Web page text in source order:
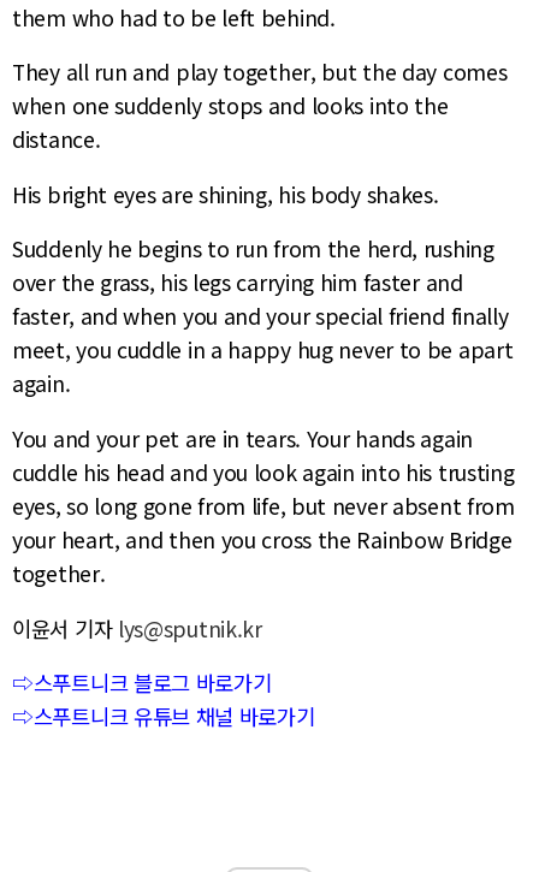
them who had to be left behind.
They all run and play together, but the day comes
when one suddenly stops and looks into the
distance.
His bright eyes are shining, his body shakes.
Suddenly he begins to run from the herd, rushing
over the grass, his legs carrying him faster and
faster, and when you and your special friend finally
meet, you cuddle in a happy hug never to be apart
again.
You and your pet are in tears. Your hands again
cuddle his head and you look again into his trusting
eyes, so long gone from life, but never absent from
your heart, and then you cross the Rainbow Bridge
together.
이윤서 기자 lys@sputnik.kr
⇨스푸트니크 블로그 바로가기
⇨스푸트니크 유튜브 채널 바로가기